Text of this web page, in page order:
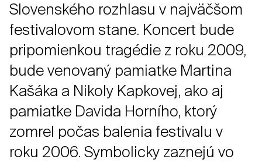
Slovenského rozhlasu v najväčšom
festivalovom stane. Koncert bude
pripomienkou tragédie z roku 2009,
bude venovaný pamiatke Martina
Kašáka a Nikoly Kapkovej, ako aj
pamiatke Davida Horního, ktorý
zomrel počas balenia festivalu v
roku 2006. Symbolicky zaznejú vo